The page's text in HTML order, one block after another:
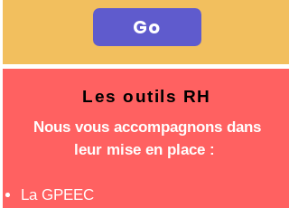
Go
Les outils RH
Nous vous accompagnons dans
leur mise en place :
La GPEEC